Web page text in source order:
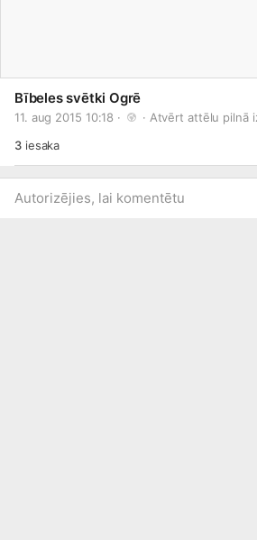
Bībeles svētki Ogrē
11. aug 2015 10:18 · · Atvērt attēlu pilnā
3iesaka
Autorizējies, lai komentētu